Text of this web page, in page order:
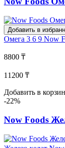
Добавить в
Омега 3 6 9 Now
8800 ₸
11200 ₸
Добавить в
-22%
Now Foods